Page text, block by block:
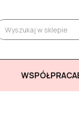
WSPÓŁPRACA